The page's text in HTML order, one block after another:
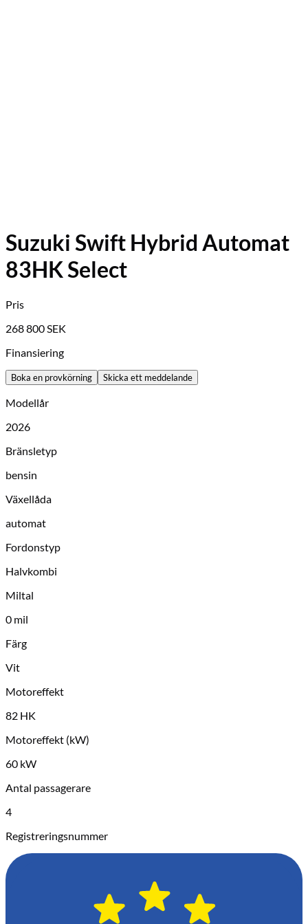
Suzuki Swift Hybrid Automat
83HK Select
Pris
268 800 SEK
Finansiering
Boka en provkörning Skicka ett meddelande
Modellår
2026
Bränsletyp
bensin
Växellåda
automat
Fordonstyp
Halvkombi
Miltal
0 mil
Färg
Vit
Motoreffekt
82 HK
Motoreffekt (kW)
60 kW
Antal passagerare
4
Registreringsnummer